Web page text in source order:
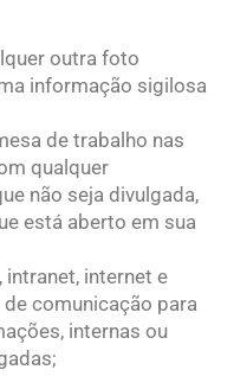
outra foto
informação sigilosa
de trabalho nas
qualquer
não seja divulgada,
está aberto em sua
intranet, internet e
comunicação para
internas ou